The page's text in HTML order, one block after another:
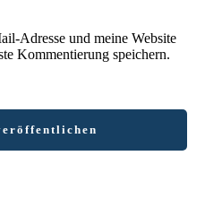
Adresse und meine Website
Kommentierung speichern.